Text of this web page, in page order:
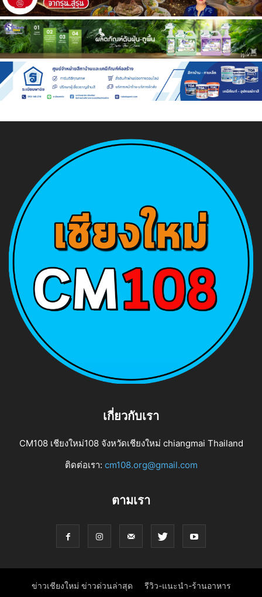
เกี่ยวกับเรา
CM108 เชียงใหม่108 จังหวัดเชียงใหม่ chiangmai Thailand
ติดต่อเรา: cm108.org@gmail.com
ตามเรา
ข่าวเชียงใหม่ ข่าวด่วนล่าสุด รีวิว-แนะนำ-ร้านอาหาร